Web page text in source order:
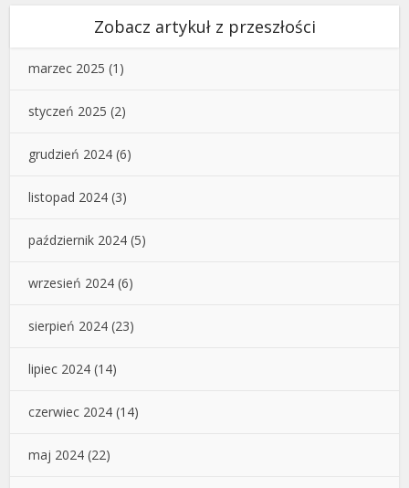
Zobacz artykuł z przeszłości
marzec 2025 (1)
styczeń 2025 (2)
grudzień 2024 (6)
listopad 2024 (3)
październik 2024 (5)
wrzesień 2024 (6)
sierpień 2024 (23)
lipiec 2024 (14)
czerwiec 2024 (14)
maj 2024 (22)